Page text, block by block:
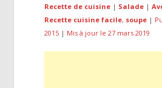
Recette de cuisine | Salade |
Recette cuisine facile, soupe |
2015 | Mis à jour le 27 mars 2019